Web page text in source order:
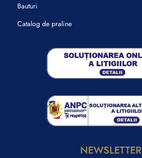
Bauturi
Catalog de praline
NEWSLETTER